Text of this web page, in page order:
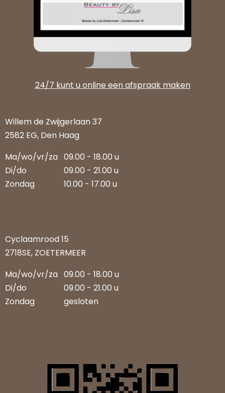
24/7 kunt u online een afspraak maken
Willem de Zwijgerlaan 37
2582 EG, Den Haag
Ma/wo/vr/za 09.00 - 18.00 u
Di/do
09.00 - 21.00 u
Zondag
10.00 - 17.00 u
Cyclaamrood 15
2718SE, ZOETERMEER
Ma/wo/vr/za 09.00 - 18.00 u
Di/do
09.00 - 21.00 u
Zondag
gesloten